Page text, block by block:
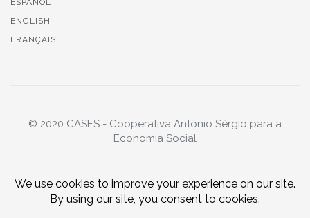
ESPAÑOL
ENGLISH
FRANÇAIS
© 2020 CASES - Cooperativa António Sérgio para a
Economia Social